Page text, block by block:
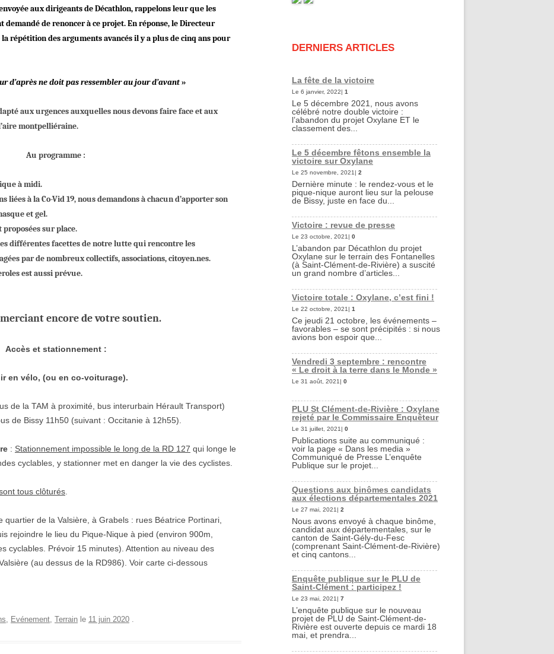
aux dirigeants de Décathlon, rappelons leur que les
de renoncer à ce projet. En réponse, le Directeur
répétition des arguments avancés il y a plus de cinq ans pour
d’après ne doit pas ressembler au jour d’avant»
aux urgencesauxquelles nous devons faire face et aux
montpelliéraine.
Au programme :
e à midi.
liées à la Co-Vid 19,nousdemandonsà chacun d’apporterson
et gel.
proposées sur place.
différentes facettes de notre luttequi rencontre les
par de nombreux collectifs, associations, citoyen.nes.
est aussi prévue.
encore de votre soutien.
Accès et stationnement :
en vélo, (ou en co-voiturage).
de la TAM à proximité, bus interurbain Hérault Transport)
de Bissy 11h50 (suivant : Occitanie à 12h55).
: Stationnement impossible le long de la RD 127 qui longe le
cyclables, y stationner met en danger la vie des cyclistes.
tous clôturés
de la Valsière, à Grabels : rues Béatrice Portinari,
rejoindre le lieu du Pique-Nique à pied (environ 900m,
cyclables. Prévoir 15 minutes). Attention au niveau des
(au dessus de la RD986). Voir carte ci-dessous
, Evénement, Terrain le 11 juin 2020 .
DERNIERS ARTICLES
La fête de la victoire
Le 6 janvier, 2022| 1
Le 5 décembre 2021, nous avons
célébré notre double victoire :
l’abandon du projet Oxylane ET le
classement des...
Le 5 décembre fêtons ensemble la
victoire sur Oxylane
Le 25 novembre, 2021| 2
Dernière minute : le rendez-vous et le
pique-nique auront lieu sur la pelouse
de Bissy, juste en face du...
Victoire : revue de presse
Le 23 octobre, 2021| 0
L’abandon par Décathlon du projet
Oxylane sur le terrain des Fontanelles
(à Saint-Clément-de-Rivière) a suscité
un grand nombre d’articles...
Victoire totale : Oxylane, c’est fini !
Le 22 octobre, 2021| 1
Ce jeudi 21 octobre, les événements –
favorables – se sont précipités : si nous
avions bon espoir que...
Vendredi 3 septembre : rencontre
« Le droit à la terre dans le Monde »
Le 31 août, 2021| 0
PLU St Clément-de-Rivière : Oxylane
rejeté par le Commissaire Enquêteur
Le 31 juillet, 2021| 0
Publications suite au communiqué :
voir la page « Dans les media »
Communiqué de Presse L’enquête
Publique sur le projet...
Questions aux binômes candidats
aux élections départementales 2021
Le 27 mai, 2021| 2
Nous avons envoyé à chaque binôme,
candidat aux départementales, sur le
canton de Saint-Gély-du-Fesc
(comprenant Saint-Clément-de-Rivière)
et cinq cantons...
Enquête publique sur le PLU de
Saint-Clément : participez !
Le 23 mai, 2021| 7
L’enquête publique sur le nouveau
projet de PLU de Saint-Clément-de-
Rivière est ouverte depuis ce mardi 18
mai, et prendra...